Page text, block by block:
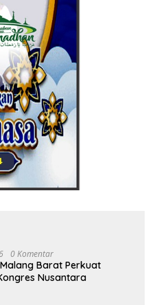
0 Komentar
Barat Perkuat
Nusantara